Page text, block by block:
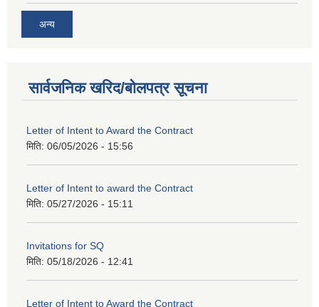
अन्य
सार्वजनिक खरिद/बोलपत्र सूचना
Letter of Intent to Award the Contract
मिति: 06/05/2026 - 15:56
Letter of Intent to award the Contract
मिति: 05/27/2026 - 15:11
Invitations for SQ
मिति: 05/18/2026 - 12:41
Letter of Intent to Award the Contract